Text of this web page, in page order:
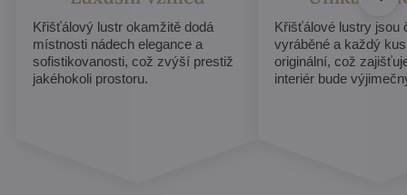
Křišťálový lustr okamžitě dodá
místnosti nádech elegance a
sofistikovanosti, což zvýší prestiž
jakéhokoli prostoru.
Křišťálové lustry jsou
vyráběné a každý
originální, což
interiér bude